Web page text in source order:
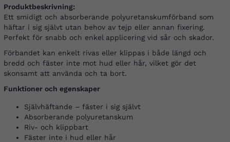
Produktbeskrivning:
Ett smidigt och absorberande polyuretanskumförband som
häftar i sig självt utan behov av tejp eller annan fixering.
Perfekt för snabb och enkel applicering vid sår och skador.
Förbandet kan enkelt rivas eller klippas i både längd och
bredd och fäster inte mot hud eller hår, vilket gör det
skonsamt att använda och ta bort.
Funktioner och egenskaper
Självhäftande – fäster i sig självt
Absorberande polyuretanskum
Riv- och klippbart
Fäster inte i hud eller hår